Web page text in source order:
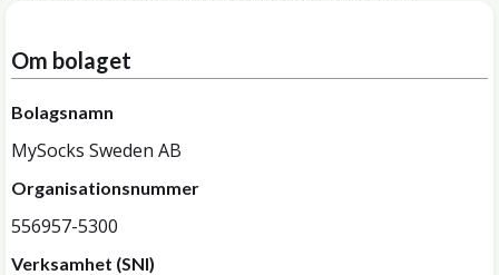
Om bolaget
Bolagsnamn
MySocks Sweden AB
Organisationsnummer
556957-5300
Verksamhet (SNI)